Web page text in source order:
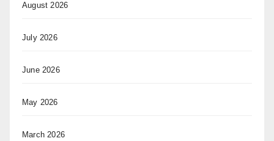
August 2026
July 2026
June 2026
May 2026
March 2026